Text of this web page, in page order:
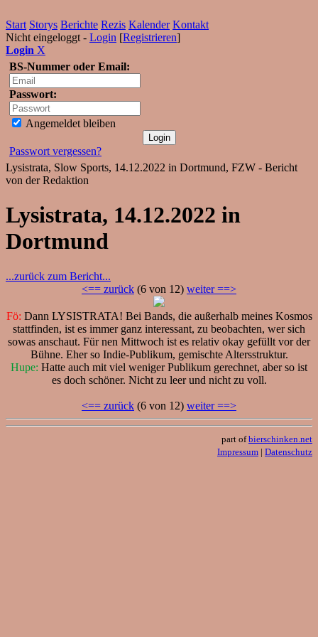
Start Storys Berichte Rezis Kalender Kontakt
Nicht eingeloggt - Login [Registrieren]
Login X
BS-Nummer oder Email:
Passwort:
Angemeldet bleiben
Passwort vergessen?
Lysistrata, Slow Sports, 14.12.2022 in Dortmund, FZW - Bericht
von der Redaktion
Lysistrata, 14.12.2022 in
Dortmund
...zurück zum Bericht...
<== zurück (6 von 12) weiter ==>
Fö: Dann LYSISTRATA! Bei Bands, die außerhalb meines Kosmos
stattfinden, ist es immer ganz interessant, zu beobachten, wer sich
sowas anschaut. Für nen Mittwoch ist es relativ okay gefüllt vor der
Bühne. Eher so Indie-Publikum, gemischte Altersstruktur.
Hupe: Hatte auch mit viel weniger Publikum gerechnet, aber so ist
es doch schöner. Nicht zu leer und nicht zu voll.
<== zurück (6 von 12) weiter ==>
part ofbierschinken.net
Impressum | Datenschutz